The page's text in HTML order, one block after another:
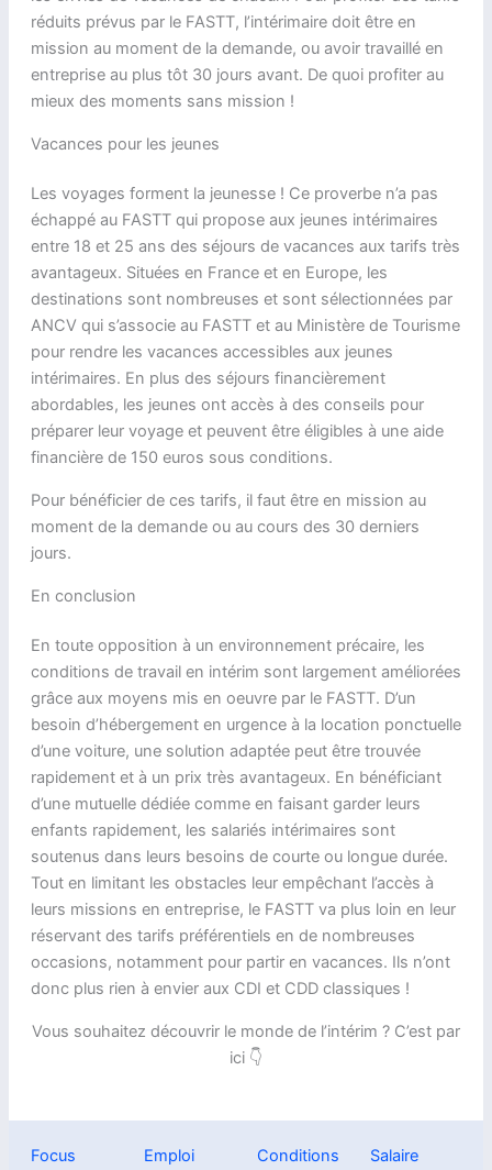
réduits prévus par le FASTT, l’intérimaire doit être en
mission au moment de la demande, ou avoir travaillé en
entreprise au plus tôt 30 jours avant. De quoi profiter au
mieux des moments sans mission !
Vacances pour les jeunes
Les voyages forment la jeunesse ! Ce proverbe n’a pas
échappé au FASTT qui propose aux jeunes intérimaires
entre 18 et 25 ans des séjours de vacances aux tarifs très
avantageux. Situées en France et en Europe, les
destinations sont nombreuses et sont sélectionnées par
ANCV qui s’associe au FASTT et au Ministère de Tourisme
pour rendre les vacances accessibles aux jeunes
intérimaires. En plus des séjours financièrement
abordables, les jeunes ont accès à des conseils pour
préparer leur voyage et peuvent être éligibles à une aide
financière de 150 euros sous conditions.
Pour bénéficier de ces tarifs, il faut être en mission au
moment de la demande ou au cours des 30 derniers
jours.
En conclusion
En toute opposition à un environnement précaire, les
conditions de travail en intérim sont largement améliorées
grâce aux moyens mis en oeuvre par le FASTT. D’un
besoin d’hébergement en urgence à la location ponctuelle
d’une voiture, une solution adaptée peut être trouvée
rapidement et à un prix très avantageux. En bénéficiant
d’une mutuelle dédiée comme en faisant garder leurs
enfants rapidement, les salariés intérimaires sont
soutenus dans leurs besoins de courte ou longue durée.
Tout en limitant les obstacles leur empêchant l’accès à
leurs missions en entreprise, le FASTT va plus loin en leur
réservant des tarifs préférentiels en de nombreuses
occasions, notamment pour partir en vacances. Ils n’ont
donc plus rien à envier aux CDI et CDD classiques !
Vous souhaitez découvrir le monde de l’intérim ? C’est par
ici 👇
Focus
Emploi
Conditions
Salaire